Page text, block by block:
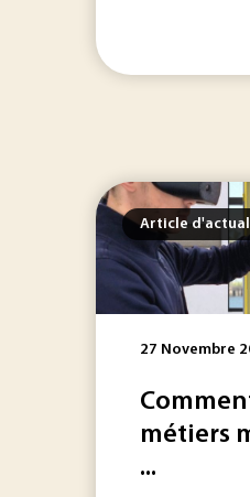
Article
27 Novembre
métiers
...